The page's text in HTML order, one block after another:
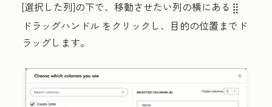
[選択した列]の下で、移動させたい列の横にある dragHandle
ドラッグハンドル をクリックし、目的の位置までド
ラッグします。